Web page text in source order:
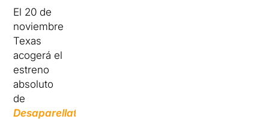
El 20 de
noviembre
Texas
acogerá el
estreno
absoluto
de
Desaparellats